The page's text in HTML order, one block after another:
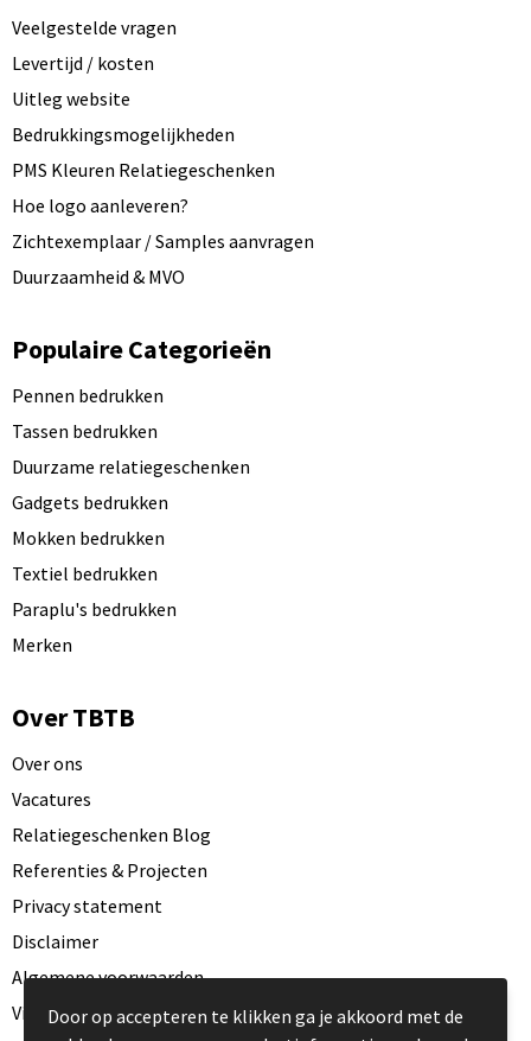
Veelgestelde vragen
Levertijd / kosten
Uitleg website
Bedrukkingsmogelijkheden
PMS Kleuren Relatiegeschenken
Hoe logo aanleveren?
Zichtexemplaar / Samples aanvragen
Duurzaamheid & MVO
Populaire Categorieën
Pennen bedrukken
Tassen bedrukken
Duurzame relatiegeschenken
Gadgets bedrukken
Mokken bedrukken
Textiel bedrukken
Paraplu's bedrukken
Merken
Over TBTB
Over ons
Vacatures
Relatiegeschenken Blog
Referenties & Projecten
Privacy statement
Disclaimer
Algemene voorwaarden
Visit our EU website
Door op accepteren te klikken ga je akkoord met de